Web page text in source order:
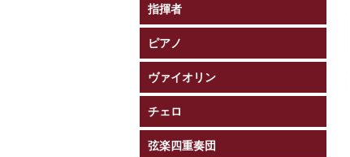
指揮者
ピアノ
ヴァイオリン
チェロ
弦楽四重奏団